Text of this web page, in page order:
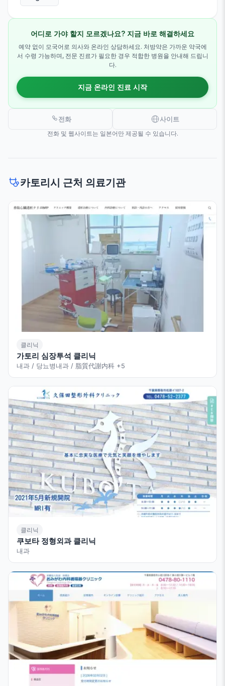
어디로 가야 할지 모르겠나요? 지금 바로 해결하세요
예약 없이 모국어로 의사와 온라인 상담하세요. 처방약은 가까운 약국에
서 수령 가능하며, 전문 진료가 필요한 경우 적합한 병원을 안내해 드립니
다.
지금 온라인 진료 시작
전화 사이트
전화 및 웹사이트는 일본어만 제공될 수 있습니다.
카토리시 근처 의료기관
클리닉
가토리 심장투석 클리닉
내과 / 당뇨병내과 / 脂質代謝内科 +5
클리닉
쿠보타 정형외과 클리닉
내과